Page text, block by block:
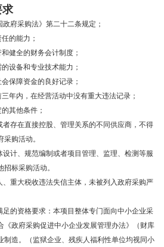
求
府采购法》第二十二条规定；
的能力；
健全的财务会计制度；
设备和专业技术能力；
保障资金的良好记录；
三年内，在经营活动中没有重大违法记录；
其他条件；
者存在直接控股、管理关系的不同供应商，不得
购活动。
计、规范编制或者项目管理、监理、检测等服
标采购活动。
、重大税收违法失信主体，未被列入政府采购严
足的资格要求：本项目整体专门面向中小企业采
《政府采购促进中小企业发展管理办法》（财库
制造。（监狱企业、残疾人福利性单位均视同小